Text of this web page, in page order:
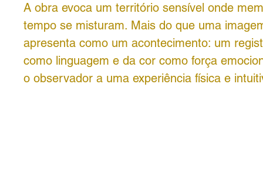
A obra evoca um território sensível onde
tempo se misturam. Mais do que uma
apresenta como um acontecimento: um
como linguagem e da cor como força
o observador a uma experiência física e